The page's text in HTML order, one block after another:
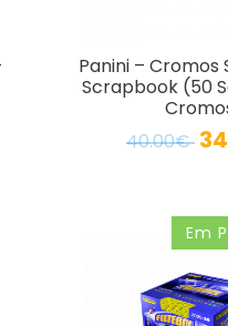
Panini – Cromos
Scrapbook (50
40.00€
Em